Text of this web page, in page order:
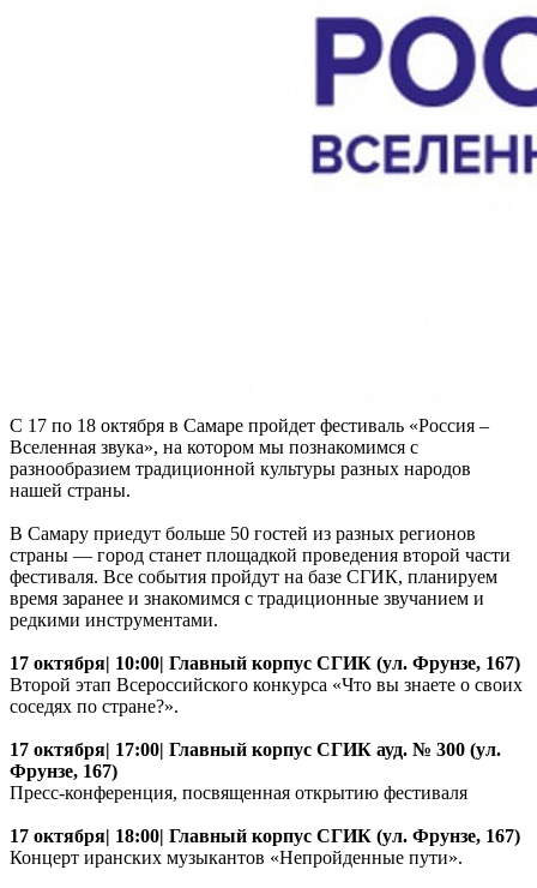
С 17 по 18 октября в Самаре пройдет фестиваль «Россия –
Вселенная звука», на котором мы познакомимся с
разнообразием традиционной культуры разных народов
нашей страны.
В Самару приедут больше 50 гостей из разных регионов
страны — город станет площадкой проведения второй части
фестиваля. Все события пройдут на базе СГИК, планируем
время заранее и знакомимся с традиционные звучанием и
редкими инструментами.
17 октября| 10:00| Главный корпус СГИК (ул. Фрунзе, 167)
Второй этап Всероссийского конкурса «Что вы знаете о своих
соседях по стране?».
17 октября| 17:00| Главный корпус СГИК ауд. № 300 (ул.
Фрунзе, 167)
Пресс-конференция, посвященная открытию фестиваля
17 октября| 18:00| Главный корпус СГИК (ул. Фрунзе, 167)
Концерт иранских музыкантов «Непройденные пути».